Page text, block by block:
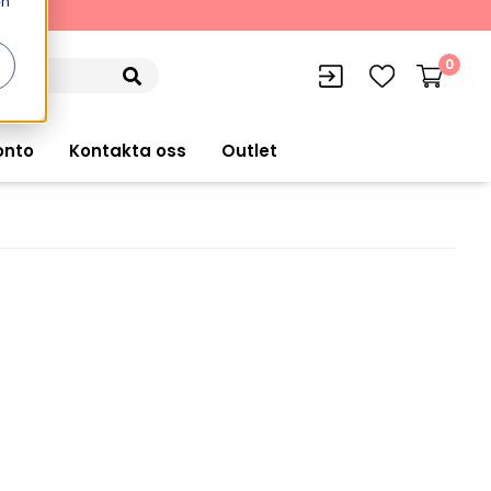
0
Kontakta oss Outlet